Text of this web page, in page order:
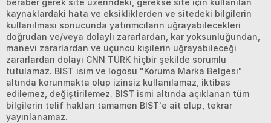
beraber gerek site üzerindeki, gerekse site için kullanılan
kaynaklardaki hata ve eksikliklerden ve sitedeki bilgilerin
kullanılması sonucunda yatırımcıların uğrayabilecekleri
doğrudan ve/veya dolaylı zararlardan, kar yoksunluğundan,
manevi zararlardan ve üçüncü kişilerin uğrayabileceği
zararlardan dolayı CNN TÜRK hiçbir şekilde sorumlu
tutulamaz. BIST isim ve logosu "Koruma Marka Belgesi"
altında korunmakta olup izinsiz kullanılamaz, iktibas
edilemez, değiştirilemez. BIST ismi altında açıklanan tüm
bilgilerin telif hakları tamamen BIST'e ait olup, tekrar
yayınlanamaz.